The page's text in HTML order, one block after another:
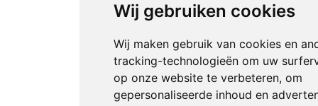
Wij gebruiken cookies
Wij maken gebruik van cookies en
tracking-technologieën om uw
op onze website te verbeteren, om
gepersonaliseerde inhoud en